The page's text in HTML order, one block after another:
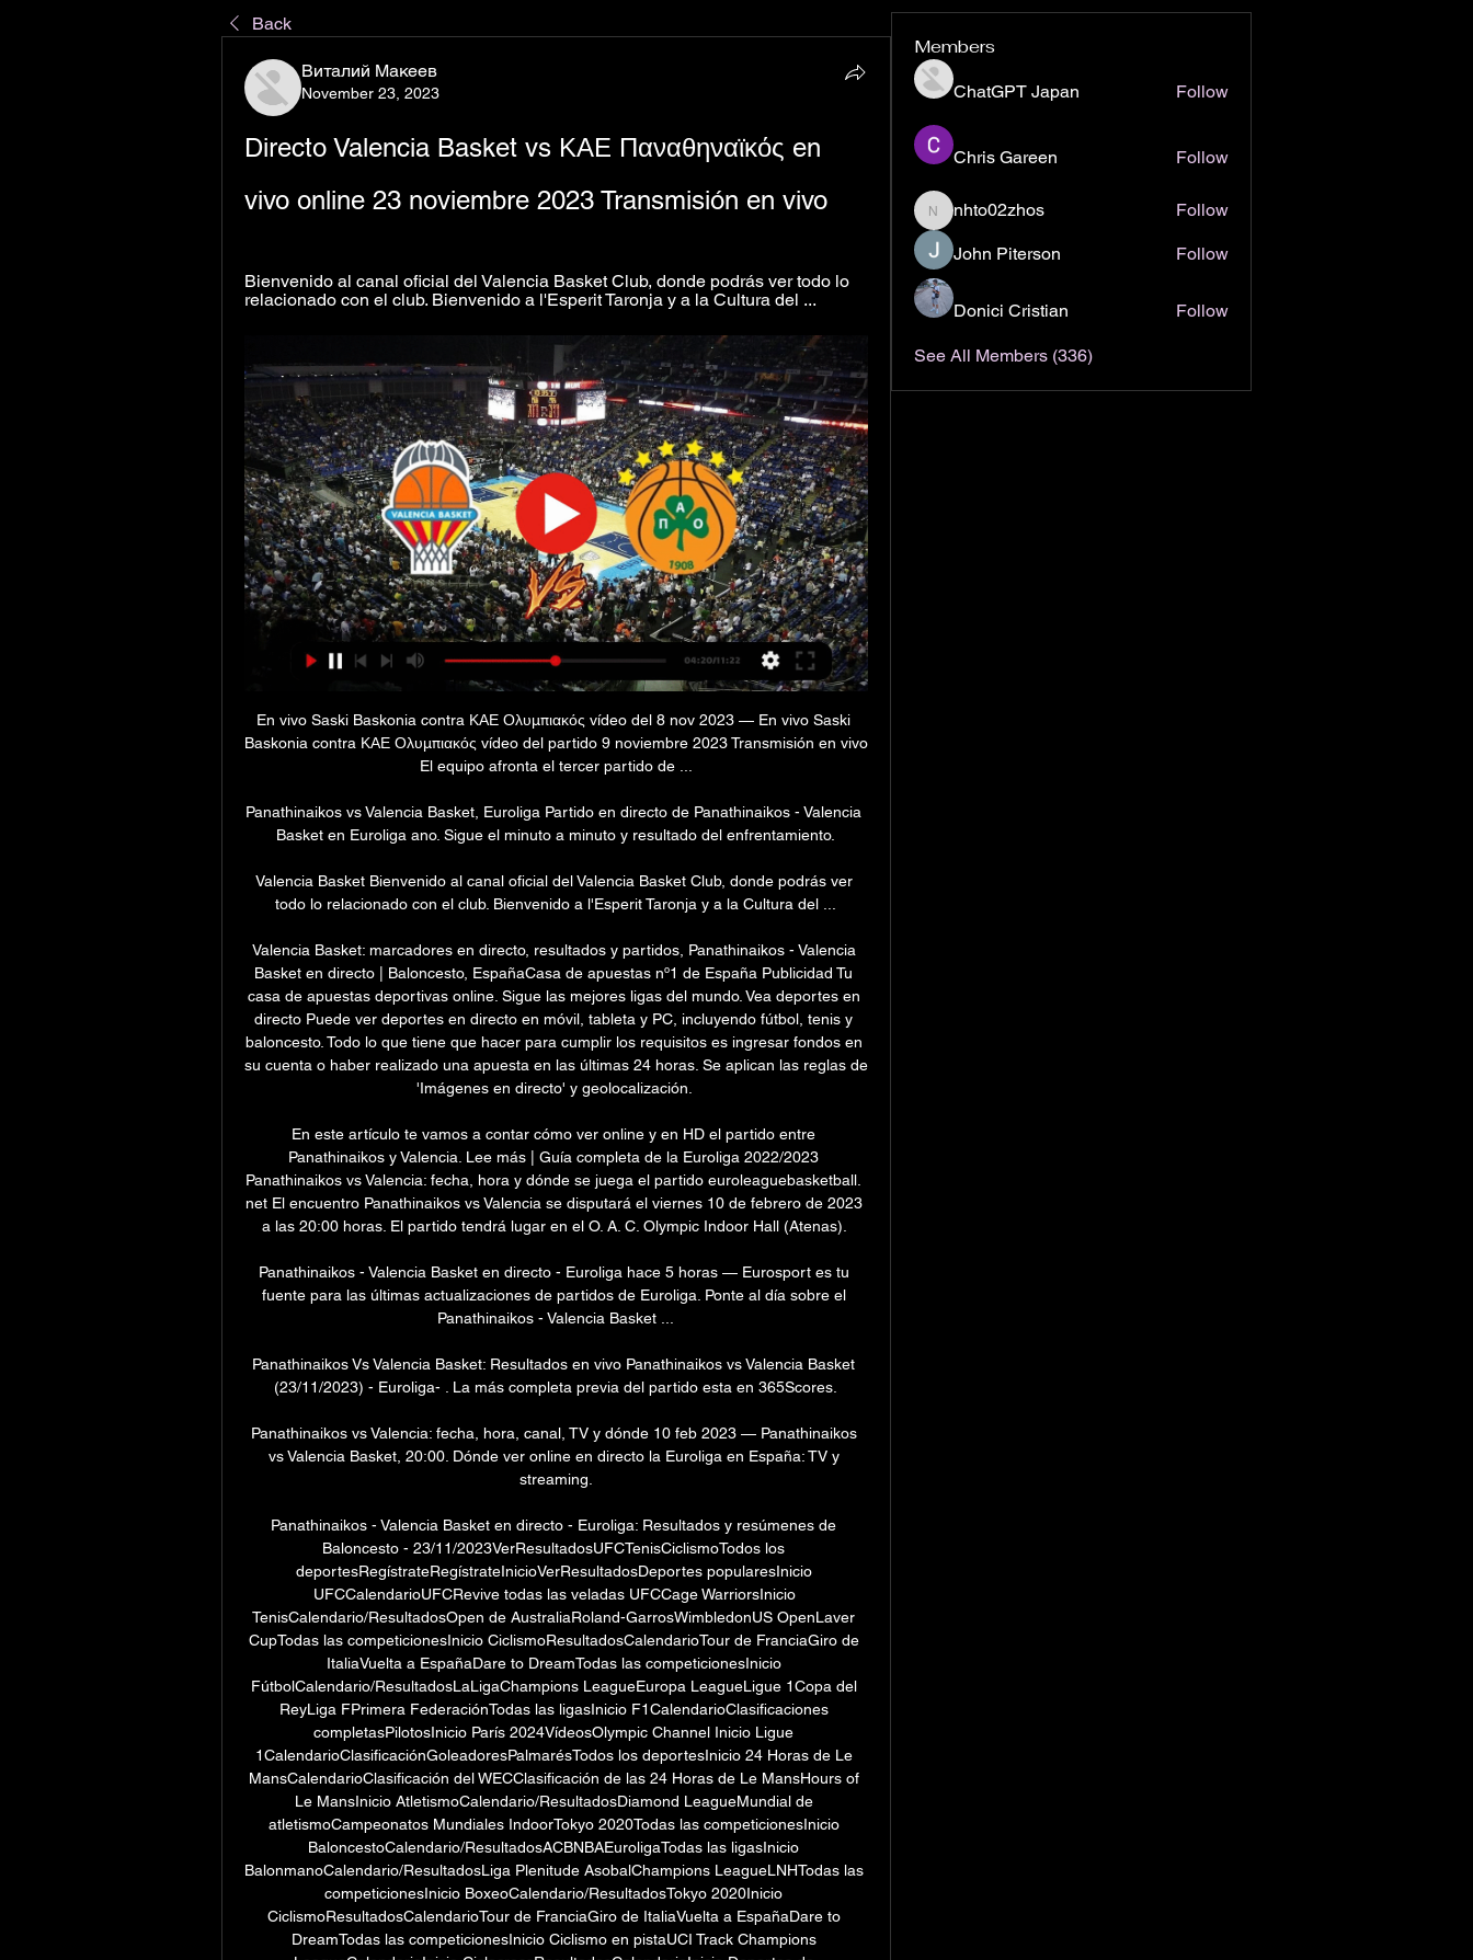
Back
Виталий Макеев
November 23, 2023
Directo Valencia Basket vs ΚΑΕ Παναθηναϊκός en
vivo online 23 noviembre 2023 Transmisión en vivo
Bienvenido al canal oficial del Valencia Basket Club, donde podrás ver todo lo
relacionado con el club. Bienvenido a l'Esperit Taronja y a la Cultura del ...
En vivo Saski Baskonia contra ΚΑΕ Ολυμπιακός vídeo del 8 nov 2023 — En vivo Saski
Baskonia contra ΚΑΕ Ολυμπιακός vídeo del partido 9 noviembre 2023 Transmisión en vivo
El equipo afronta el tercer partido de ...
Panathinaikos vs Valencia Basket, Euroliga Partido en directo de Panathinaikos - Valencia
Basket en Euroliga ano. Sigue el minuto a minuto y resultado del enfrentamiento.
Valencia Basket Bienvenido al canal oficial del Valencia Basket Club, donde podrás ver
todo lo relacionado con el club. Bienvenido a l'Esperit Taronja y a la Cultura del ...
Valencia Basket: marcadores en directo, resultados y partidos, Panathinaikos - Valencia
Basket en directo | Baloncesto, EspañaCasa de apuestas nº1 de España Publicidad Tu
casa de apuestas deportivas online. Sigue las mejores ligas del mundo. Vea deportes en
directo Puede ver deportes en directo en móvil, tableta y PC, incluyendo fútbol, tenis y
baloncesto. Todo lo que tiene que hacer para cumplir los requisitos es ingresar fondos en
su cuenta o haber realizado una apuesta en las últimas 24 horas. Se aplican las reglas de
'Imágenes en directo' y geolocalización.
En este artículo te vamos a contar cómo ver online y en HD el partido entre
Panathinaikos y Valencia. Lee más | Guía completa de la Euroliga 2022/2023
Panathinaikos vs Valencia: fecha, hora y dónde se juega el partido euroleaguebasketball.
net El encuentro Panathinaikos vs Valencia se disputará el viernes 10 de febrero de 2023
a las 20:00 horas. El partido tendrá lugar en el O. A. C. Olympic Indoor Hall (Atenas).
Panathinaikos - Valencia Basket en directo - Euroliga hace 5 horas — Eurosport es tu
fuente para las últimas actualizaciones de partidos de Euroliga. Ponte al día sobre el
Panathinaikos - Valencia Basket ...
Panathinaikos Vs Valencia Basket: Resultados en vivo Panathinaikos vs Valencia Basket
(23/11/2023) - Euroliga- . La más completa previa del partido esta en 365Scores.
Panathinaikos vs Valencia: fecha, hora, canal, TV y dónde 10 feb 2023 — Panathinaikos
vs Valencia Basket, 20:00. Dónde ver online en directo la Euroliga en España: TV y
streaming.
Panathinaikos - Valencia Basket en directo - Euroliga: Resultados y resúmenes de
Baloncesto - 23/11/2023VerResultadosUFCTenisCiclismoTodos los
deportesRegístrateRegístrateInicioVerResultadosDeportes popularesInicio
UFCCalendarioUFCRevive todas las veladas UFCCage WarriorsInicio
TenisCalendario/ResultadosOpen de AustraliaRoland-GarrosWimbledonUS OpenLaver
CupTodas las competicionesInicio CiclismoResultadosCalendarioTour de FranciaGiro de
ItaliaVuelta a EspañaDare to DreamTodas las competicionesInicio
FútbolCalendario/ResultadosLaLigaChampions LeagueEuropa LeagueLigue 1Copa del
ReyLiga FPrimera FederaciónTodas las ligasInicio F1CalendarioClasificaciones
completasPilotosInicio París 2024VídeosOlympic Channel Inicio Ligue
1CalendarioClasificaciónGoleadoresPalmarésTodos los deportesInicio 24 Horas de Le
MansCalendarioClasificación del WECClasificación de las 24 Horas de Le MansHours of
Le MansInicio AtletismoCalendario/ResultadosDiamond LeagueMundial de
atletismoCampeonatos Mundiales IndoorTokyo 2020Todas las competicionesInicio
BaloncestoCalendario/ResultadosACBNBAEuroligaTodas las ligasInicio
BalonmanoCalendario/ResultadosLiga Plenitude AsobalChampions LeagueLNHTodas las
competicionesInicio BoxeoCalendario/ResultadosTokyo 2020Inicio
CiclismoResultadosCalendarioTour de FranciaGiro de ItaliaVuelta a EspañaDare to
DreamTodas las competicionesInicio Ciclismo en pistaUCI Track Champions
Members
ChatGPT Japan Follow
Chris Gareen Follow
nhto02zhos
nhto02zhos Follow
John Piterson Follow
Donici Cristian Follow
See All Members (336)